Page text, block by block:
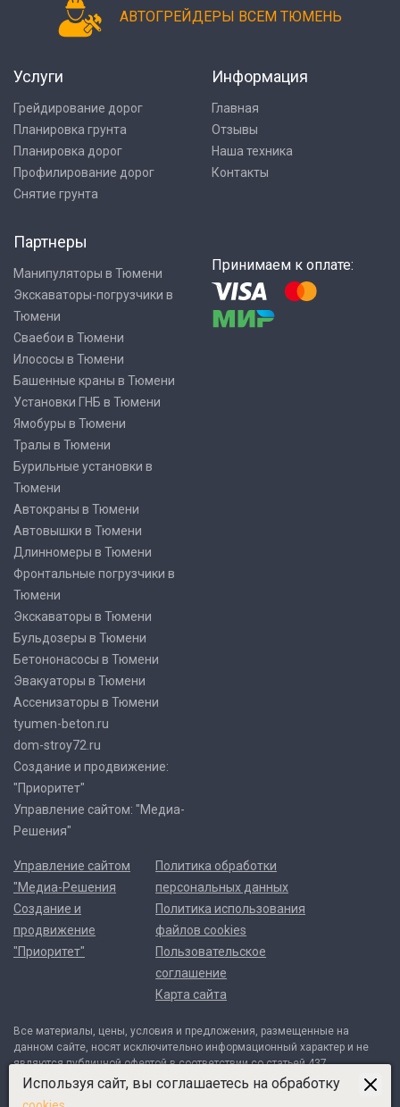
АВТОГРЕЙДЕРЫ ВСЕМ ТЮМЕНЬ
Услуги
Грейдирование дорог
Планировка грунта
Планировка дорог
Профилирование дорог
Снятие грунта
Информация
Главная
Отзывы
Наша техника
Контакты
Партнеры
Манипуляторы в Тюмени
Экскаваторы-погрузчики в
Тюмени
Сваебои в Тюмени
Илососы в Тюмени
Башенные краны в Тюмени
Установки ГНБ в Тюмени
Ямобуры в Тюмени
Тралы в Тюмени
Бурильные установки в
Тюмени
Автокраны в Тюмени
Автовышки в Тюмени
Длинномеры в Тюмени
Фронтальные погрузчики в
Тюмени
Экскаваторы в Тюмени
Бульдозеры в Тюмени
Бетононасосы в Тюмени
Эвакуаторы в Тюмени
Ассенизаторы в Тюмени
tyumen-beton.ru
dom-stroy72.ru
Создание и продвижение:
"Приоритет"
Управление сайтом: "Медиа-
Решения"
Принимаем к оплате:
Управление сайтом
"Медиа-Решения
Создание и
продвижение
"Приоритет"
Политика обработки
персональных данных
Политика использования
файлов cookies
Пользовательское
соглашение
Карта сайта
Все материалы, цены, условия и предложения, размещенные на
данном сайте, носят исключительно информационный характер и не
являются публичной офертой в соответствии со статьей 437
Гражданского кодекса Российской Федерации. Договор может быть
Используя сайт, вы соглашаетесь на обработку